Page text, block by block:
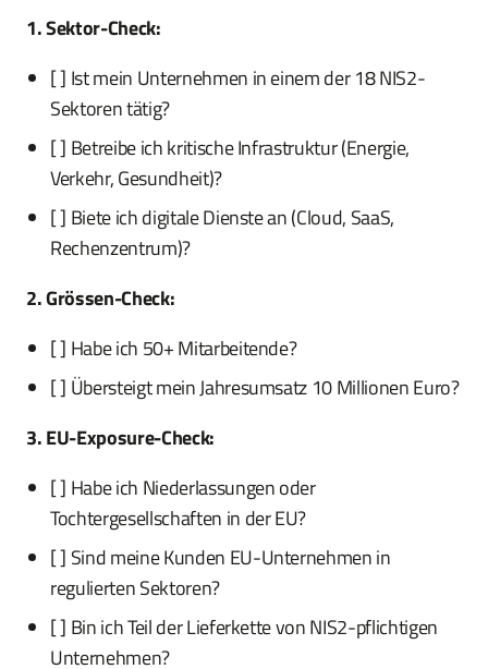
1. Sektor-Check:
[ ] Ist mein Unternehmen in einem der 18 NIS2-
Sektoren tätig?
[ ] Betreibe ich kritische Infrastruktur (Energie,
Verkehr, Gesundheit)?
[ ] Biete ich digitale Dienste an (Cloud, SaaS,
Rechenzentrum)?
2. Grössen-Check:
[ ] Habe ich 50+ Mitarbeitende?
[ ] Übersteigt mein Jahresumsatz 10 Millionen Euro?
3. EU-Exposure-Check:
[ ] Habe ich Niederlassungen oder
Tochtergesellschaften in der EU?
[ ] Sind meine Kunden EU-Unternehmen in
regulierten Sektoren?
[ ] Bin ich Teil der Lieferkette von NIS2-pflichtigen
Unternehmen?